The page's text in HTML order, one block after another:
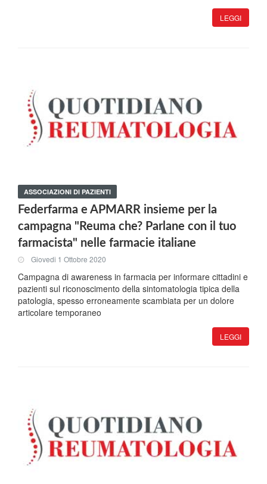
LEGGI
ASSOCIAZIONI DI PAZIENTI
Federfarma e APMARR insieme per la
campagna "Reuma che? Parlane con il tuo
farmacista" nelle farmacie italiane
Giovedi 1 Ottobre 2020
Campagna di awareness in farmacia per informare cittadini e
pazienti sul riconoscimento della sintomatologia tipica della
patologia, spesso erroneamente scambiata per un dolore
articolare temporaneo
LEGGI